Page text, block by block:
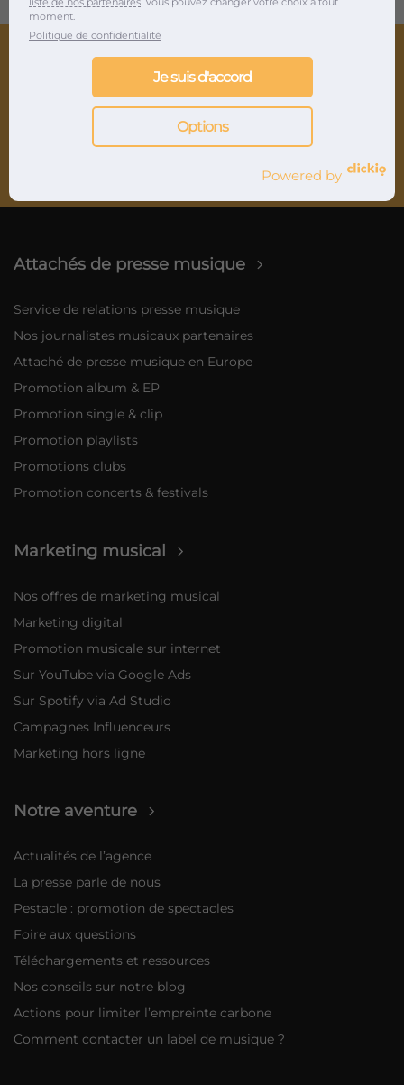
Agence de relations presse musique et marketing
musical depuis 2012
Attachés de presse musique
Service de relations presse musique
Nos journalistes musicaux partenaires
Attaché de presse musique en Europe
Promotion album & EP
Promotion single & clip
Promotion playlists
Promotions clubs
Promotion concerts & festivals
Marketing musical
Nos offres de marketing musical
Marketing digital
Promotion musicale sur internet
Sur YouTube via Google Ads
Sur Spotify via Ad Studio
Campagnes Influenceurs
Marketing hors ligne
Notre aventure
Actualités de l’agence
La presse parle de nous
Pestacle : promotion de spectacles
Foire aux questions
Téléchargements et ressources
Nos conseils sur notre blog
Actions pour limiter l’empreinte carbone
Comment contacter un label de musique ?
moment.
Politique de confidentialité
Options
Je suis d'accord
Powered by